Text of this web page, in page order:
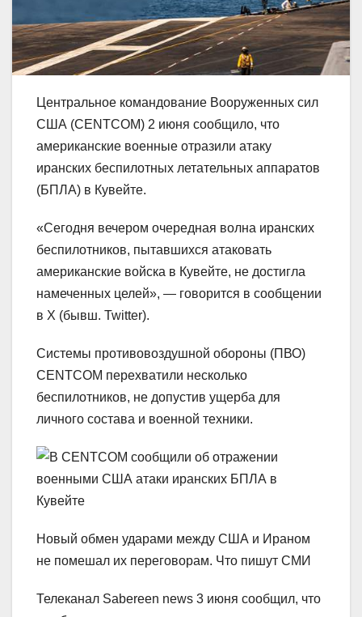
Центральное командование Вооруженных сил
США (CENTCOM) 2 июня сообщило, что
американские военные отразили атаку
иранских беспилотных летательных аппаратов
(БПЛА) в Кувейте.
«Сегодня вечером очередная волна иранских
беспилотников, пытавшихся атаковать
американские войска в Кувейте, не достигла
намеченных целей», — говорится в сообщении
в X (бывш. Twitter).
Системы противовоздушной обороны (ПВО)
CENTCOM перехватили несколько
беспилотников, не допустив ущерба для
личного состава и военной техники.
Новый обмен ударами между США и Ираном
не помешал их переговорам. Что пишут СМИ
Телеканал Sabereen news 3 июня сообщил, что